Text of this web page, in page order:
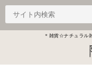
＊雑貨☆ナチュラル